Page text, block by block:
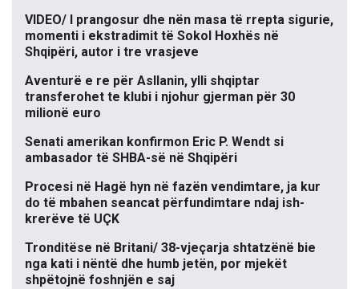
VIDEO/ I prangosur dhe nën masa të rrepta sigurie,
momenti i ekstradimit të Sokol Hoxhës në
Shqipëri, autor i tre vrasjeve
Aventurë e re për Asllanin, ylli shqiptar
transferohet te klubi i njohur gjerman për 30
milionë euro
Senati amerikan konfirmon Eric P. Wendt si
ambasador të SHBA-së në Shqipëri
Procesi në Hagë hyn në fazën vendimtare, ja kur
do të mbahen seancat përfundimtare ndaj ish-
krerëve të UÇK
Tronditëse në Britani/ 38-vjeçarja shtatzënë bie
nga kati i nëntë dhe humb jetën, por mjekët
shpëtojnë foshnjën e saj